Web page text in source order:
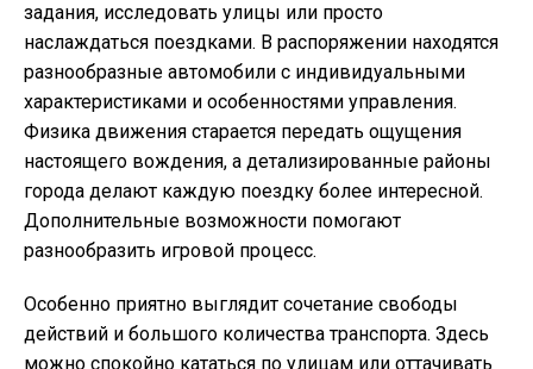
задания, исследовать улицы или просто
наслаждаться поездками. В распоряжении находятся
разнообразные автомобили с индивидуальными
характеристиками и особенностями управления.
Физика движения старается передать ощущения
настоящего вождения, а детализированные районы
города делают каждую поездку более интересной.
Дополнительные возможности помогают
разнообразить игровой процесс.
Особенно приятно выглядит сочетание свободы
действий и большого количества транспорта. Здесь
можно спокойно кататься по улицам или оттачивать